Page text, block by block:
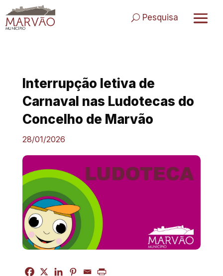
to
content
Pesquisa
Interrupção letiva de
Carnaval nas Ludotecas do
Concelho de Marvão
28/01/2026